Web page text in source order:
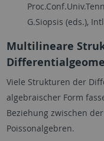
G.Siopsis (eds.),
Multilineare
Viele Strukturen der
algebraischer Form
Beziehung zwischen
Poissonalgebren.